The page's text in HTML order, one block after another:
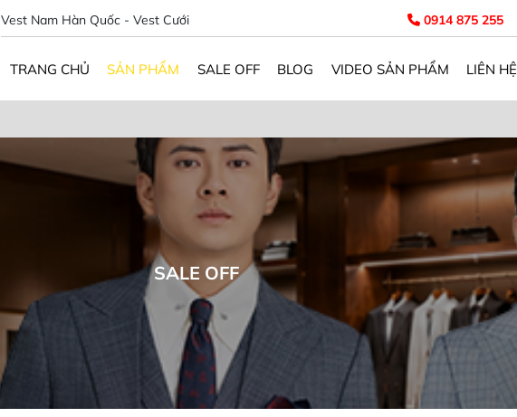
Vest Nam Hàn Quốc - Vest Cưới 0914 875 255
TRANG CHỦ SẢN PHẨM SALE OFF BLOG VIDEO SẢN PHẨM LIÊN HỆ
SALE OFF